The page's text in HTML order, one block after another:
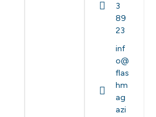
3
89
23
inf
o@
flas
hm
ag
azi